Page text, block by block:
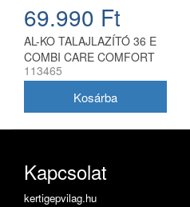
69.990 Ft
AL-KO TALAJLAZÍTÓ 36 E
COMBI CARE COMFORT
113465
Kapcsolat
kertigepvilag.hu